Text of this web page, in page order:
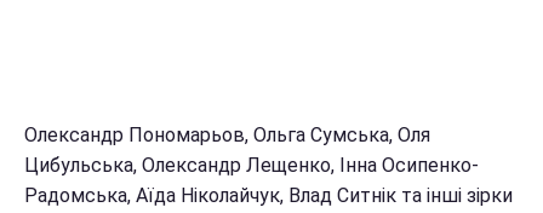
Олександр Пономарьов, Ольга Сумська, Оля
Цибульська, Олександр Лещенко, Інна Осипенко-
Радомська, Аїда Ніколайчук, Влад Ситнік та інші зірки